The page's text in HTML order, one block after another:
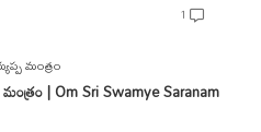
1
మంత్రం
| Om Sri Swamye Saranam